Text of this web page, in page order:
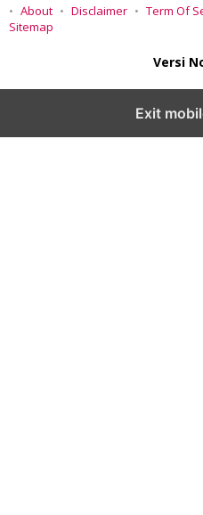
About
Disclaimer Term Of
Sitemap
Versi
Exit